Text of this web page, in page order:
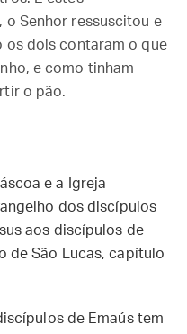
o Senhor ressuscitou e
os dois contaram o que
e como tinham
o pão.
e a Igreja
dos discípulos
aos discípulos de
de São Lucas, capítulo
de Emaús tem